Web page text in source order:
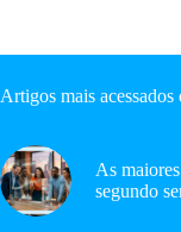
Artigos mais
As
segundo